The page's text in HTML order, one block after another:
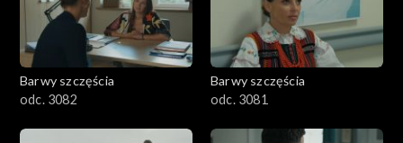
Barwy szczęścia
odc. 3082
Barwy szczęścia
odc. 3081